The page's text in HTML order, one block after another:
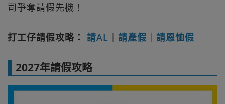
司爭奪請假先機！
打工仔請假攻略： 請AL 請產假 請恩恤假
2027年請假攻略